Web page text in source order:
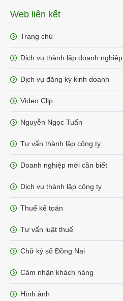
Web liên kết
Trang chủ
Dịch vụ thành lập doanh nghiệp
Dịch vụ đăng ký kinh doanh
Video Clip
Nguyễn Ngọc Tuấn
Tư vấn thành lập công ty
Doanh nghiệp mới cần biết
Dịch vụ thành lập công ty
Thuế kế toán
Tư vấn luật thuế
Chữ ký số Đồng Nai
Cảm nhận khách hàng
Hình ảnh